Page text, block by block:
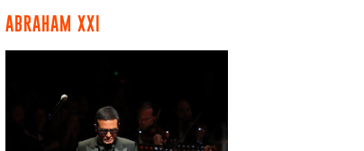
ABRAHAM XXI